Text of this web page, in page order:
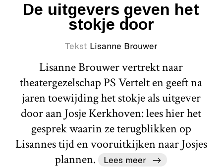
De uitgevers geven het
stokje door
Tekst Lisanne Brouwer
Lisanne Brouwer vertrekt naar
theatergezelschap PS Vertelt en geeft na
jaren toewijding het stokje als uitgever
door aan Josje Kerkhoven: lees hier het
gesprek waarin ze terugblikken op
Lisannes tijd en vooruitkijken naar Josjes
plannen.
Lees meer